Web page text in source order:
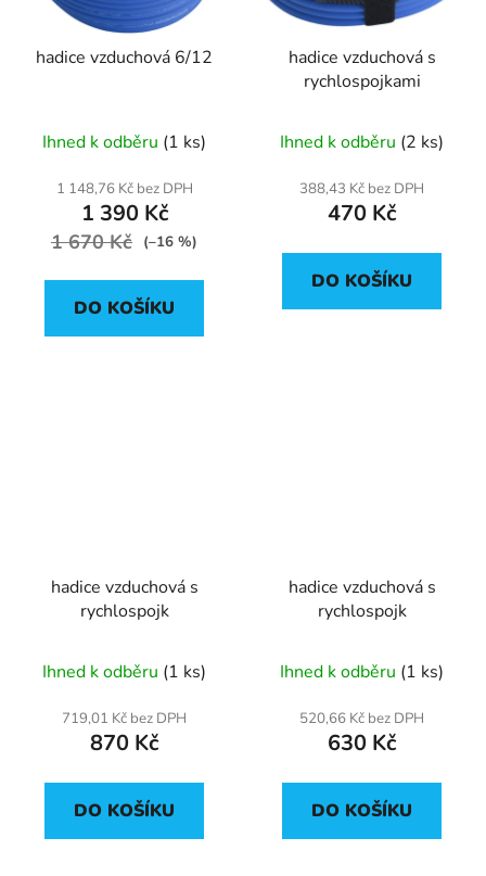
hadice vzduchová 6/12
Ihned k odběru (1 ks)
1 148,76 Kč bez DPH
1 390 Kč
1 670 Kč (–16 %)
DO KOŠÍKU
hadice vzduchová s
rychlospojkami
Ihned k odběru (2 ks)
388,43 Kč bez DPH
470 Kč
DO KOŠÍKU
hadice vzduchová s
rychlospojk
Ihned k odběru (1 ks)
719,01 Kč bez DPH
870 Kč
DO KOŠÍKU
hadice vzduchová s
rychlospojk
Ihned k odběru (1 ks)
520,66 Kč bez DPH
630 Kč
DO KOŠÍKU